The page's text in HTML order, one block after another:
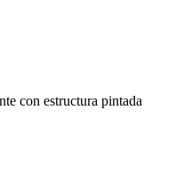
con estructura pintada